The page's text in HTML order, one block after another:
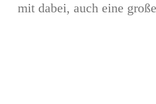
mit dabei, auch eine